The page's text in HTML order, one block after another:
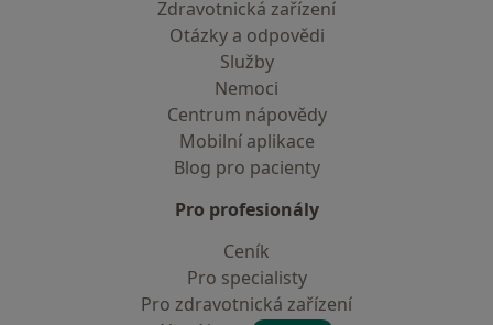
Zdravotnická zařízení
Otázky a odpovědi
Služby
Nemoci
Centrum nápovědy
Mobilní aplikace
Blog pro pacienty
Pro profesionály
Ceník
Pro specialisty
Pro zdravotnická zařízení